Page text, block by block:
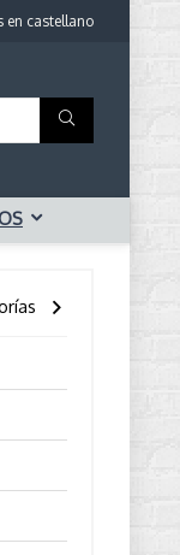
en castellano